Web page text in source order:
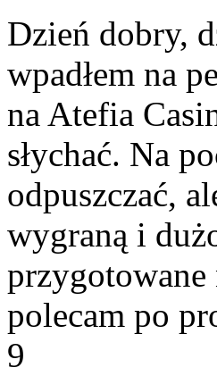
Dzień dobry,
wpadłem na
na Atefia
słychać. Na
odpuszczać,
wygraną i
przygotowane
polecam po
9